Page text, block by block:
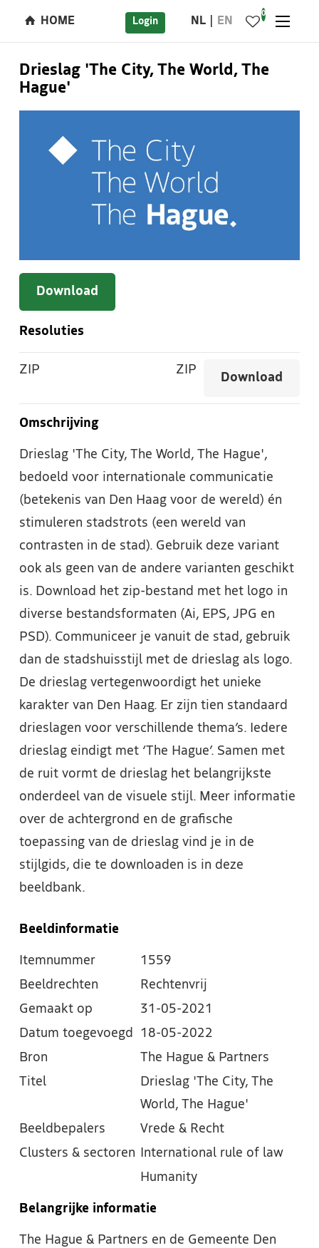
HOME Login NL EN
0
Drieslag 'The City, The World, The
Hague'
Download
Resoluties
ZIP ZIP
Download
Omschrijving
Drieslag 'The City, The World, The Hague',
bedoeld voor internationale communicatie
(betekenis van Den Haag voor de wereld) én
stimuleren stadstrots (een wereld van
contrasten in de stad). Gebruik deze variant
ook als geen van de andere varianten geschikt
is. Download het zip-bestand met het logo in
diverse bestandsformaten (Ai, EPS, JPG en
PSD). Communiceer je vanuit de stad, gebruik
dan de stadshuisstijl met de drieslag als logo.
De drieslag vertegenwoordigt het unieke
karakter van Den Haag. Er zijn tien standaard
drieslagen voor verschillende thema’s. Iedere
drieslag eindigt met ‘The Hague’. Samen met
de ruit vormt de drieslag het belangrijkste
onderdeel van de visuele stijl. Meer informatie
over de achtergrond en de grafische
toepassing van de drieslag vind je in de
stijlgids, die te downloaden is in deze
beeldbank.
Beeldinformatie
Itemnummer
1559
Beeldrechten
Rechtenvrij
Gemaakt op
31-05-2021
Datum toegevoegd
18-05-2022
Bron
The Hague & Partners
Titel
Drieslag 'The City, The
World, The Hague'
Beeldbepalers
Vrede & Recht
Clusters & sectoren
International rule of law
Humanity
Belangrijke informatie
The Hague & Partners en de Gemeente Den